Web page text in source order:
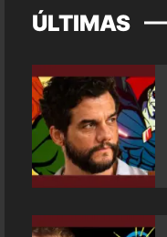
ÚLTIMAS